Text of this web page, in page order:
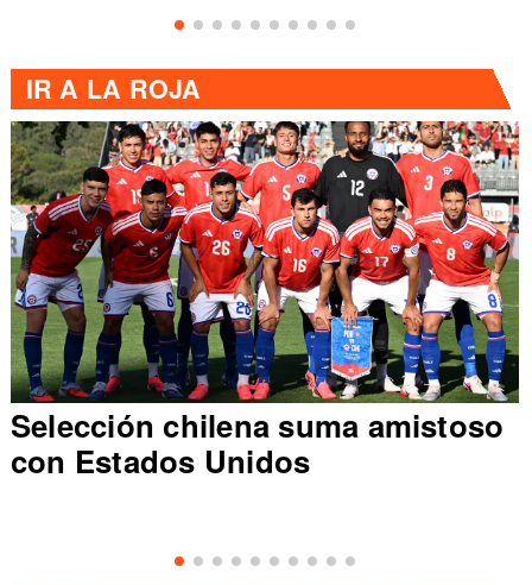
IR A LA ROJA
Selección chilena suma amistoso
con Estados Unidos